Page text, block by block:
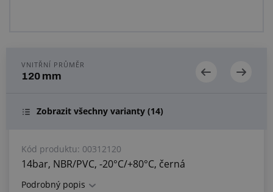
VNITŘNÍ PRŮMĚR
120 mm
Zobrazit všechny varianty (14)
Kód produktu: 00312120
14bar, NBR/PVC, -20°C/+80°C, černá
Podrobný popis